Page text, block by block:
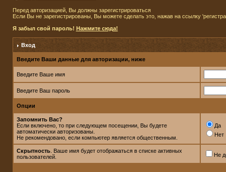
Перед авторизацией, Вы должны зарегистрироваться
Если Вы не зарегистрированы, Вы можете сделать это, нажав на ссылку
Я забыл свой пароль! Нажмите сюда!
Вход
Введите Ваши данные для авторизации, ниже
Введите Ваше имя
Введите Ваш пароль
Опции
Запомнить Вас?
Если включено, то при следующем посещении, Вы будете
автоматически авторизованы.
Не рекомендовано, если компьютер является общественным.
Да
Нет
Скрытность. Ваше имя будет отображаться в списке активных
пользователей.
Не